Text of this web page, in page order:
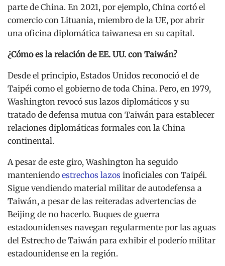
parte de China. En 2021, por ejemplo, China cortó el
comercio con Lituania, miembro de la UE, por abrir
una oficina diplomática taiwanesa en su capital.
¿Cómo es la relación de EE. UU. con Taiwán?
Desde el principio, Estados Unidos reconoció el de
Taipéi como el gobierno de toda China. Pero, en 1979,
Washington revocó sus lazos diplomáticos y su
tratado de defensa mutua con Taiwán para establecer
relaciones diplomáticas formales con la China
continental.
A pesar de este giro, Washington ha seguido
manteniendo estrechos lazos inoficiales con Taipéi.
Sigue vendiendo material militar de autodefensa a
Taiwán, a pesar de las reiteradas advertencias de
Beijing de no hacerlo. Buques de guerra
estadounidenses navegan regularmente por las aguas
del Estrecho de Taiwán para exhibir el poderío militar
estadounidense en la región.